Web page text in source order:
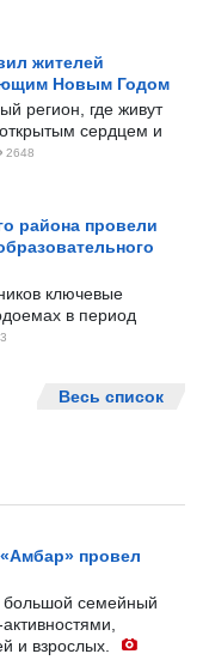
жителей
Новым Годом
регион, где живут
сердцем и
2648
района провели
ключевые
в период
Весь список
провел
большой семейный
и взрослых.